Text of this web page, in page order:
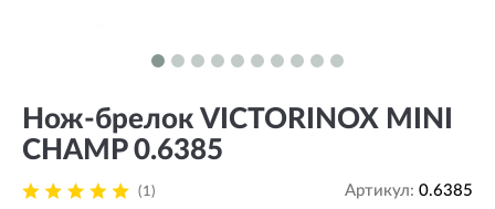
Нож-брелок VICTORINOX MINI
CHAMP 0.6385
(1) Артикул: 0.6385